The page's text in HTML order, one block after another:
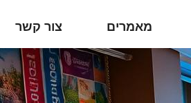
מאמרים צור קשר